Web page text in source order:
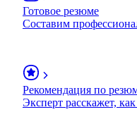
Готовое резюме
Составим
Рекомендация по
Эксперт расскажет,